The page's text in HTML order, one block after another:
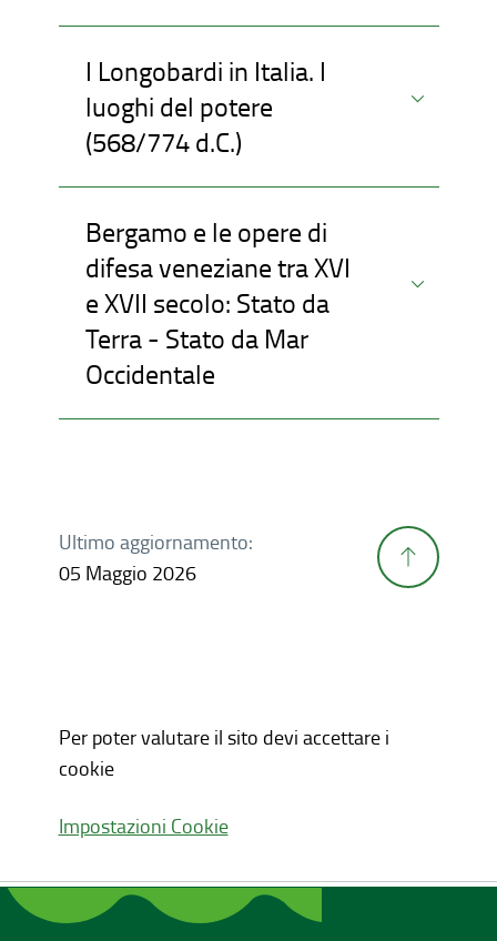
I Longobardi in Italia. I
luoghi del potere
(568/774 d.C.)
Bergamo e le opere di
difesa veneziane tra XVI
e XVII secolo: Stato da
Terra - Stato da Mar
Occidentale
Ultimo aggiornamento:
05 Maggio 2026
Per poter valutare il sito devi accettare i
cookie
Impostazioni Cookie